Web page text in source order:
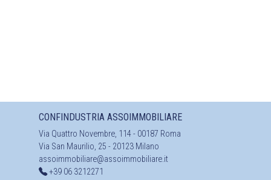
CONFINDUSTRIA ASSOIMMOBILIARE
Via Quattro Novembre, 114 - 00187 Roma
Via San Maurilio, 25 - 20123 Milano
assoimmobiliare@assoimmobiliare.it
+39 06 3212271